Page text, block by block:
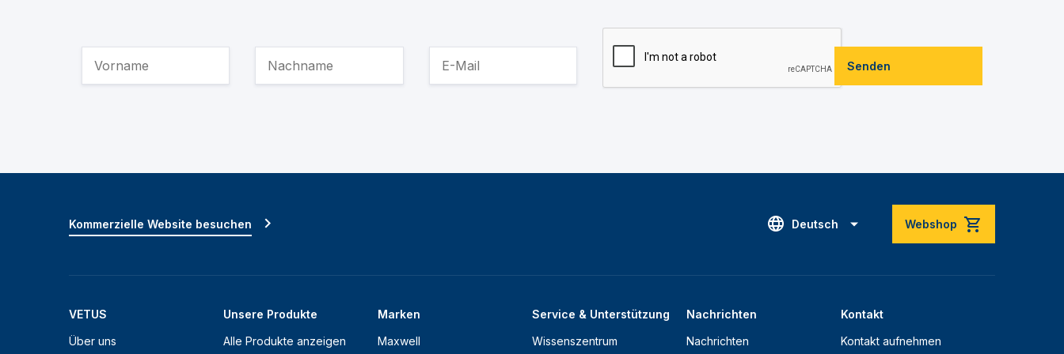
Senden
Deutsch Webshop
VETUS
Über uns
Unsere Produkte
Alle Produkte anzeigen
Marken
Maxwell
Service & Unterstützung
Wissenszentrum
Nachrichten
Nachrichten
Kontakt
Kontakt aufnehmen
Kommerzielle Website besuchen